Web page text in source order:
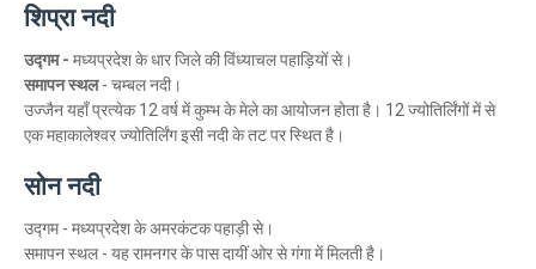
शिप्रा नदी
उद्गम- मध्यप्रदेश के धार जिले की विंध्याचल पहाड़ियों से।
समापन स्थल- चम्बल नदी।
उज्जैनयहाँ प्रत्येक 12 वर्ष में कुम्भ के मेले का आयोजन होता है। 12 ज्योतिर्लिंगों में से
एक महाकालेश्वर ज्योतिर्लिंग इसी नदी के तट पर स्थित है।
सोन नदी
उद्गम - मध्यप्रदेश के अमरकंटक पहाड़ी से।
समापन स्थल - यह रामनगर के पास दायीं ओर से गंगा में मिलती है।